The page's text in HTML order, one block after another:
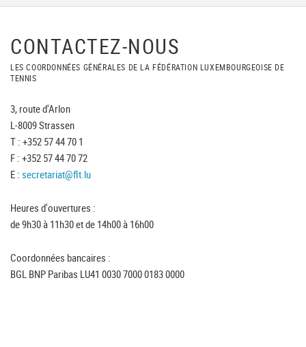
CONTACTEZ-NOUS
LES COORDONNÉES GÉNÉRALES DE LA FÉDÉRATION LUXEMBOURGEOISE DE
TENNIS
3, route d'Arlon
L-8009 Strassen
T : +352 57 44 70 1
F : +352 57 44 70 72
E : secretariat@flt.lu
Heures d'ouvertures :
de 9h30 à 11h30 et de 14h00 à 16h00
Coordonnées bancaires :
BGL BNP Paribas LU41 0030 7000 0183 0000